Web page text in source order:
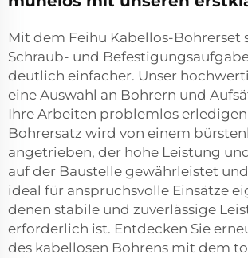
Mit dem Feihu Kabellos-Bohrerset
Schraub- und
deutlich einfacher. Unser
eine Auswahl an Bohrern und
Ihre Arbeiten problemlos
Bohrersatz wird von einem
angetrieben, der hohe Leistung
auf der Baustelle gewährleistet
ideal für anspruchsvolle Einsätze
denen stabile und zuverlässige
erforderlich ist. Entdecken Sie
des kabellosen Bohrens mit dem